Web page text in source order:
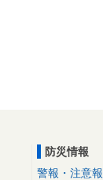
防災情報
警報・注意報